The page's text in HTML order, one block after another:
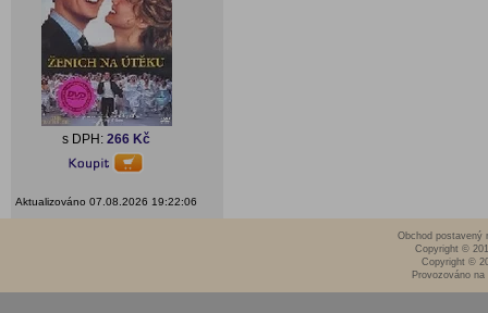
s DPH: 266 Kč
Aktualizováno 07.08.2026 19:22:06
Obchod postavený
Copyright ©
Copyright ©
Provozováno